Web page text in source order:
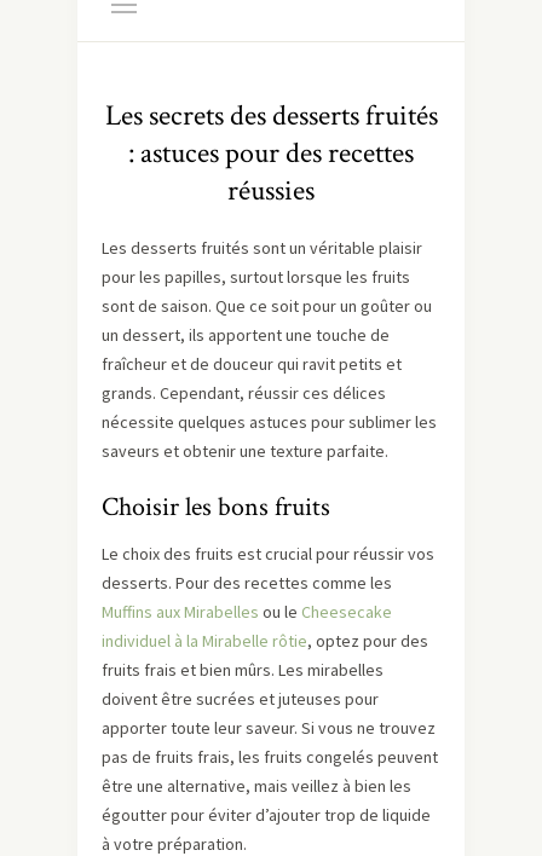
Les secrets des desserts fruités
: astuces pour des recettes
réussies
Les desserts fruités sont un véritable plaisir
pour les papilles, surtout lorsque les fruits
sont de saison. Que ce soit pour un goûter ou
un dessert, ils apportent une touche de
fraîcheur et de douceur qui ravit petits et
grands. Cependant, réussir ces délices
nécessite quelques astuces pour sublimer les
saveurs et obtenir une texture parfaite.
Choisir les bons fruits
Le choix des fruits est crucial pour réussir vos
desserts. Pour des recettes comme les
Muffins aux Mirabelles ou le Cheesecake
individuel à la Mirabelle rôtie, optez pour des
fruits frais et bien mûrs. Les mirabelles
doivent être sucrées et juteuses pour
apporter toute leur saveur. Si vous ne trouvez
pas de fruits frais, les fruits congelés peuvent
être une alternative, mais veillez à bien les
égoutter pour éviter d’ajouter trop de liquide
à votre préparation.